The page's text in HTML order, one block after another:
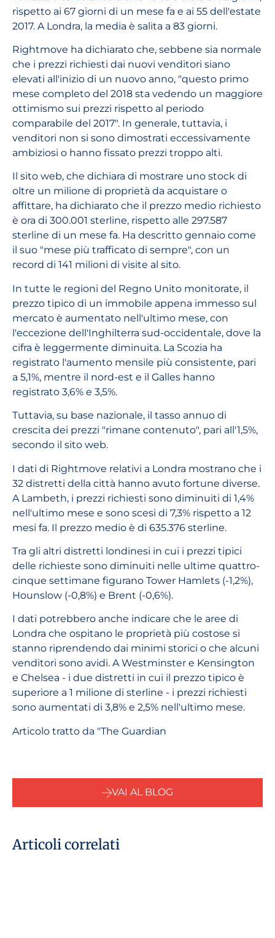
rispetto ai 67 giorni di un mese fa e ai 55 dell'estate
2017. A Londra, la media è salita a 83 giorni.
Rightmove ha dichiarato che, sebbene sia normale
che i prezzi richiesti dai nuovi venditori siano
elevati all'inizio di un nuovo anno, "questo primo
mese completo del 2018 sta vedendo un maggiore
ottimismo sui prezzi rispetto al periodo
comparabile del 2017". In generale, tuttavia, i
venditori non si sono dimostrati eccessivamente
ambiziosi o hanno fissato prezzi troppo alti.
Il sito web, che dichiara di mostrare uno stock di
oltre un milione di proprietà da acquistare o
affittare, ha dichiarato che il prezzo medio richiesto
è ora di 300.001 sterline, rispetto alle 297.587
sterline di un mese fa. Ha descritto gennaio come
il suo "mese più trafficato di sempre", con un
record di 141 milioni di visite al sito.
In tutte le regioni del Regno Unito monitorate, il
prezzo tipico di un immobile appena immesso sul
mercato è aumentato nell'ultimo mese, con
l'eccezione dell'Inghilterra sud-occidentale, dove la
cifra è leggermente diminuita. La Scozia ha
registrato l'aumento mensile più consistente, pari
a 5,1%, mentre il nord-est e il Galles hanno
registrato 3,6% e 3,5%.
Tuttavia, su base nazionale, il tasso annuo di
crescita dei prezzi "rimane contenuto", pari all'1,5%,
secondo il sito web.
I dati di Rightmove relativi a Londra mostrano che i
32 distretti della città hanno avuto fortune diverse.
A Lambeth, i prezzi richiesti sono diminuiti di 1,4%
nell'ultimo mese e sono scesi di 7,3% rispetto a 12
mesi fa. Il prezzo medio è di 635.376 sterline.
Tra gli altri distretti londinesi in cui i prezzi tipici
delle richieste sono diminuiti nelle ultime quattro-
cinque settimane figurano Tower Hamlets (-1,2%),
Hounslow (-0,8%) e Brent (-0,6%).
I dati potrebbero anche indicare che le aree di
Londra che ospitano le proprietà più costose si
stanno riprendendo dai minimi storici o che alcuni
venditori sono avidi. A Westminster e Kensington
e Chelsea - i due distretti in cui il prezzo tipico è
superiore a 1 milione di sterline - i prezzi richiesti
sono aumentati di 3,8% e 2,5% nell'ultimo mese.
Articolo tratto da "The Guardian
VAI AL BLOG
Articoli correlati